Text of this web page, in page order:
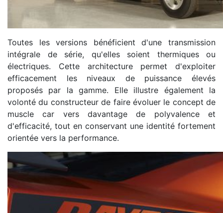
Toutes les versions bénéficient d'une transmission
intégrale de série, qu'elles soient thermiques ou
électriques. Cette architecture permet d'exploiter
efficacement les niveaux de puissance élevés
proposés par la gamme. Elle illustre également la
volonté du constructeur de faire évoluer le concept de
muscle car vers davantage de polyvalence et
d'efficacité, tout en conservant une identité fortement
orientée vers la performance.